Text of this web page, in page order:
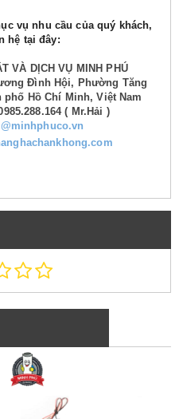
vụ nhu cầu của quý khách,
hệ tại đây:
VÀ DỊCH VỤ MINH PHÚ
Đình Hội, Phường Tăng
phố Hồ Chí Minh, Việt Nam
( Mr.Hải )